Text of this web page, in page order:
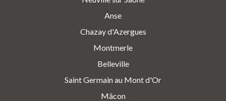
Anse
Chazay d'Azergues
Montmerle
Belleville
Saint Germain au Mont d'Or
Mâcon